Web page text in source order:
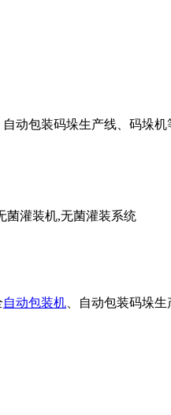
动包装码垛生产线、码垛机
自动包装机 、自动包装码垛